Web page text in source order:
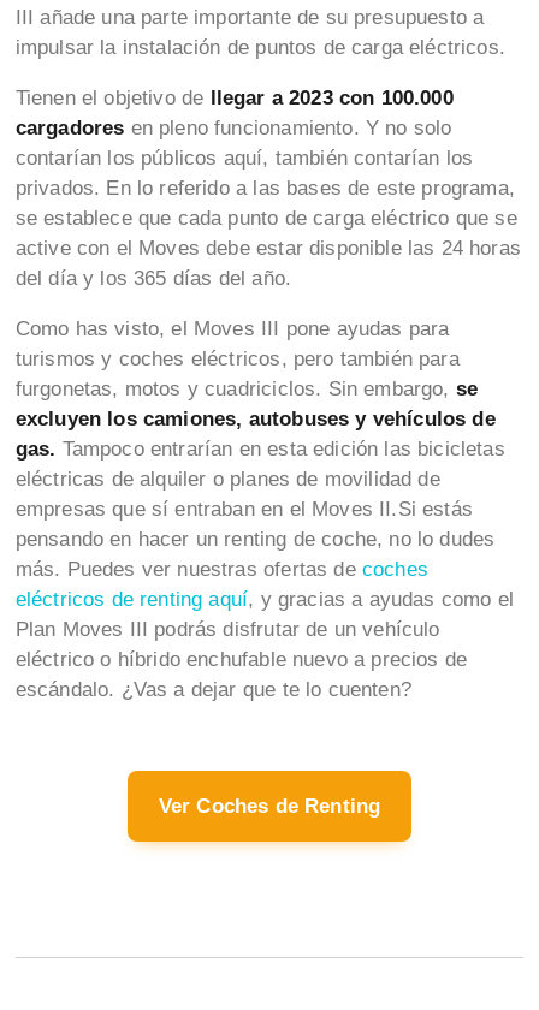
III añade una parte importante de su presupuesto a
impulsar la instalación de puntos de carga eléctricos.
Tienen el objetivo de llegar a 2023 con 100.000
cargadores en pleno funcionamiento. Y no solo
contarían los públicos aquí, también contarían los
privados. En lo referido a las bases de este programa,
se establece que cada punto de carga eléctrico que se
active con el Moves debe estar disponible las 24 horas
del día y los 365 días del año.
Como has visto, el Moves III pone ayudas para
turismos y coches eléctricos, pero también para
furgonetas, motos y cuadriciclos. Sin embargo, se
excluyen los camiones, autobuses y vehículos de
gas. Tampoco entrarían en esta edición las bicicletas
eléctricas de alquiler o planes de movilidad de
empresas que sí entraban en el Moves II.Si estás
pensando en hacer un renting de coche, no lo dudes
más. Puedes ver nuestras ofertas de coches
eléctricos de renting aquí, y gracias a ayudas como el
Plan Moves III podrás disfrutar de un vehículo
eléctrico o híbrido enchufable nuevo a precios de
escándalo. ¿Vas a dejar que te lo cuenten?
Ver Coches de Renting